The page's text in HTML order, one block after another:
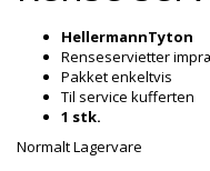
HellermannTyton
Renseservietter
Pakket enkeltvis
Til service kufferten
1 stk.
Normalt Lagervare